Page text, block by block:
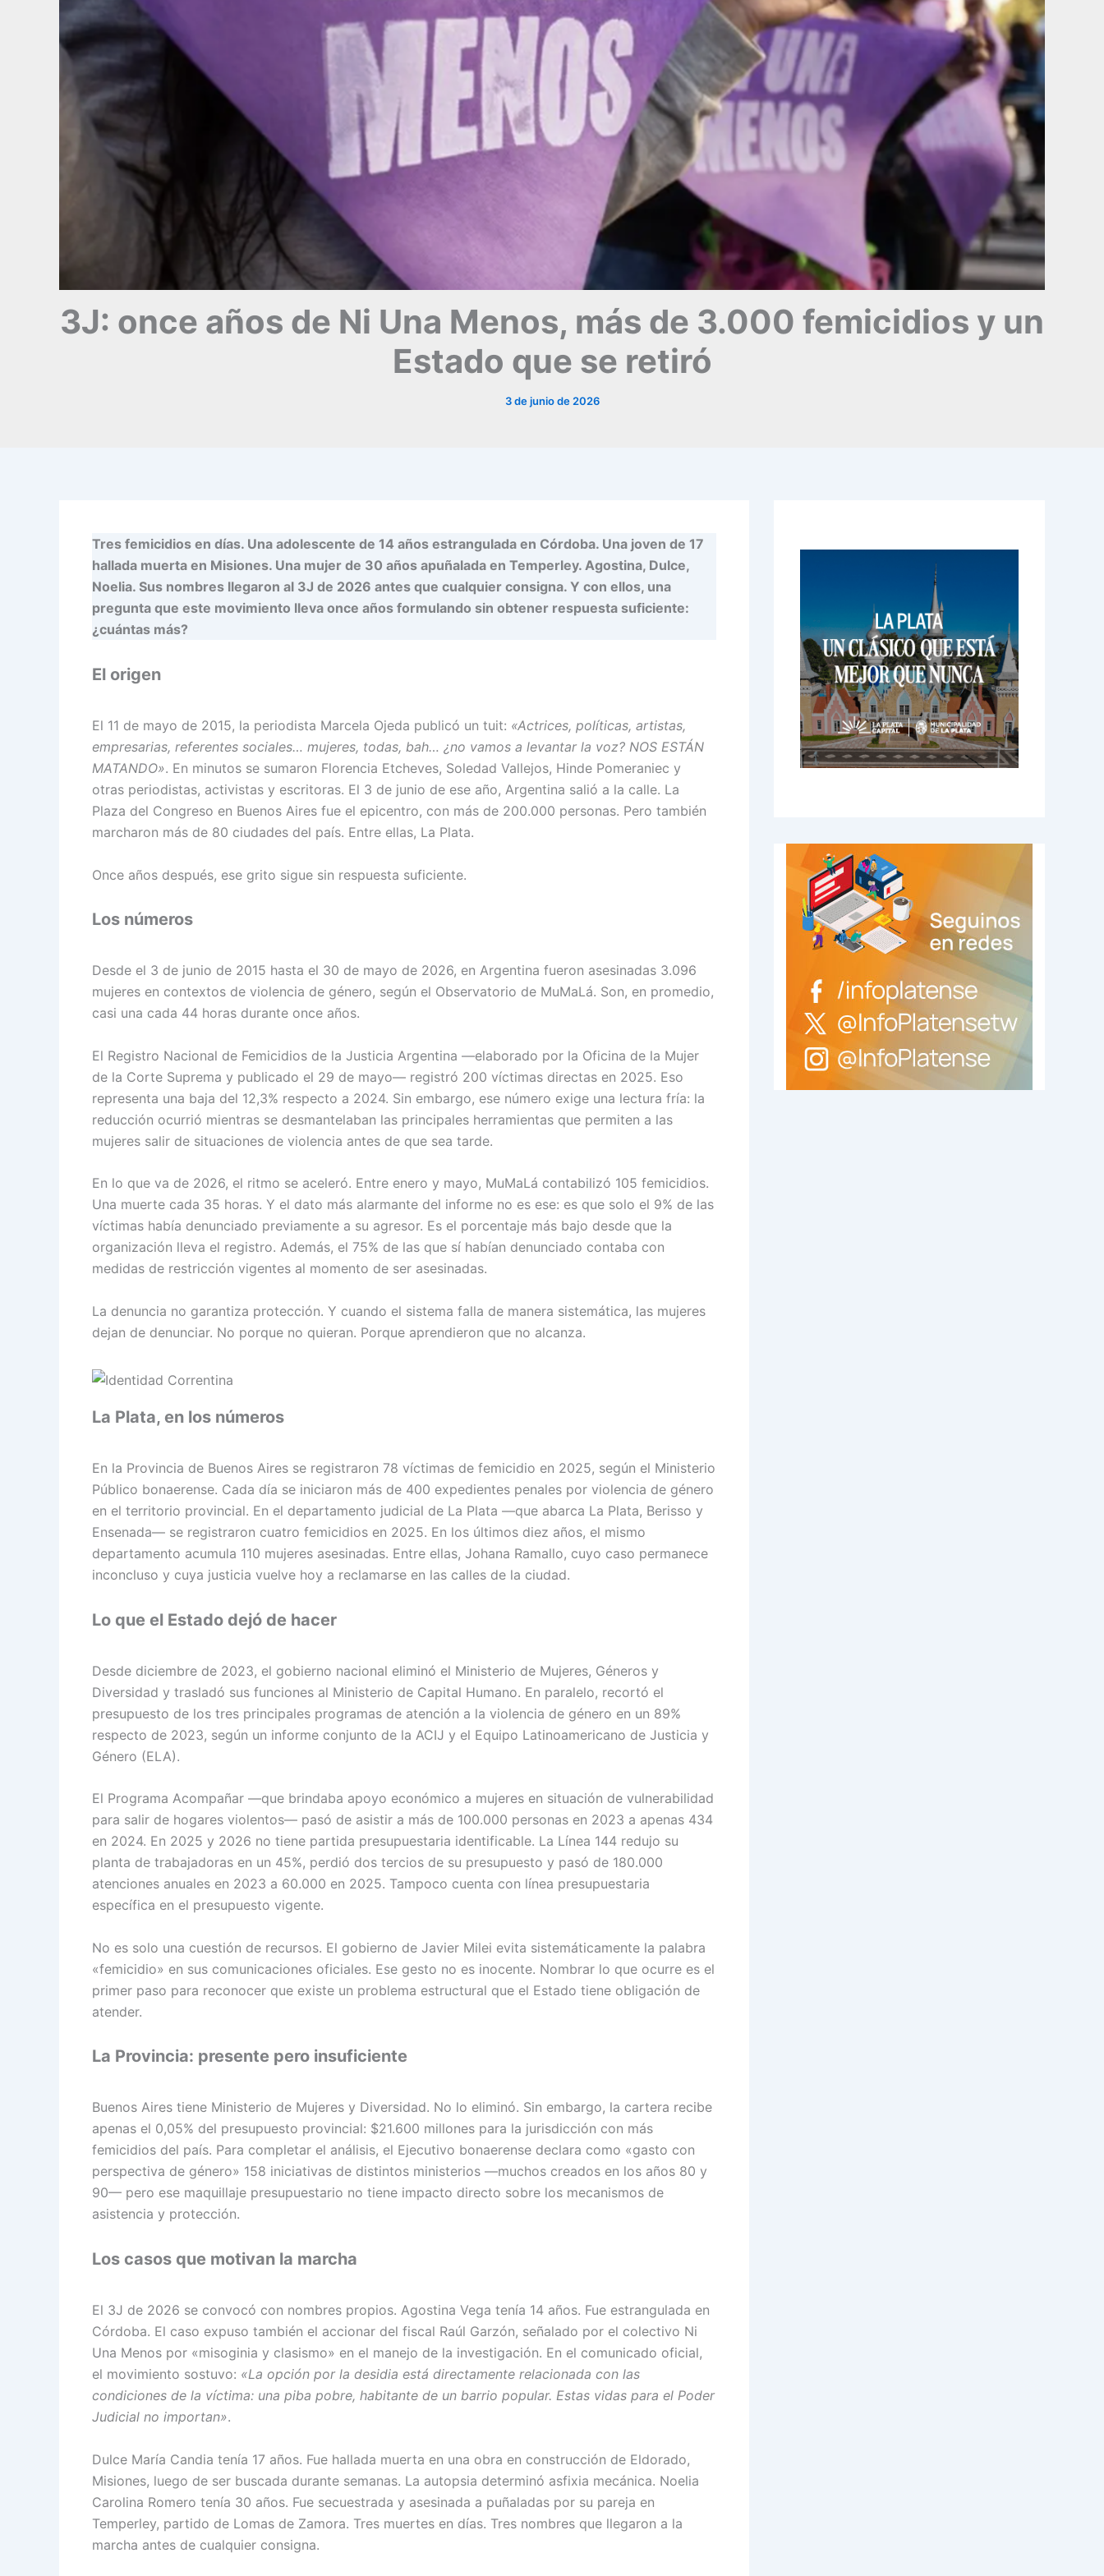
3J: once años de Ni Una Menos, más de 3.000 femicidios y un
Estado que se retiró
3 de junio de 2026
Tres femicidios en días. Una adolescente de 14 años estrangulada en Córdoba. Una joven de 17
hallada muerta en Misiones. Una mujer de 30 años apuñalada en Temperley. Agostina, Dulce,
Noelia. Sus nombres llegaron al 3J de 2026 antes que cualquier consigna. Y con ellos, una
pregunta que este movimiento lleva once años formulando sin obtener respuesta suficiente:
¿cuántas más?
El origen
El 11 de mayo de 2015, la periodista Marcela Ojeda publicó un tuit: «Actrices, políticas, artistas,
empresarias, referentes sociales… mujeres, todas, bah… ¿no vamos a levantar la voz? NOS ESTÁN
MATANDO». En minutos se sumaron Florencia Etcheves, Soledad Vallejos, Hinde Pomeraniec y
otras periodistas, activistas y escritoras. El 3 de junio de ese año, Argentina salió a la calle. La
Plaza del Congreso en Buenos Aires fue el epicentro, con más de 200.000 personas. Pero también
marcharon más de 80 ciudades del país. Entre ellas, La Plata.
Once años después, ese grito sigue sin respuesta suficiente.
Los números
Desde el 3 de junio de 2015 hasta el 30 de mayo de 2026, en Argentina fueron asesinadas 3.096
mujeres en contextos de violencia de género, según el Observatorio de MuMaLá. Son, en promedio,
casi una cada 44 horas durante once años.
El Registro Nacional de Femicidios de la Justicia Argentina —elaborado por la Oficina de la Mujer
de la Corte Suprema y publicado el 29 de mayo— registró 200 víctimas directas en 2025. Eso
representa una baja del 12,3% respecto a 2024. Sin embargo, ese número exige una lectura fría: la
reducción ocurrió mientras se desmantelaban las principales herramientas que permiten a las
mujeres salir de situaciones de violencia antes de que sea tarde.
En lo que va de 2026, el ritmo se aceleró. Entre enero y mayo, MuMaLá contabilizó 105 femicidios.
Una muerte cada 35 horas. Y el dato más alarmante del informe no es ese: es que solo el 9% de las
víctimas había denunciado previamente a su agresor. Es el porcentaje más bajo desde que la
organización lleva el registro. Además, el 75% de las que sí habían denunciado contaba con
medidas de restricción vigentes al momento de ser asesinadas.
La denuncia no garantiza protección. Y cuando el sistema falla de manera sistemática, las mujeres
dejan de denunciar. No porque no quieran. Porque aprendieron que no alcanza.
La Plata, en los números
En la Provincia de Buenos Aires se registraron 78 víctimas de femicidio en 2025, según el Ministerio
Público bonaerense. Cada día se iniciaron más de 400 expedientes penales por violencia de género
en el territorio provincial. En el departamento judicial de La Plata —que abarca La Plata, Berisso y
Ensenada— se registraron cuatro femicidios en 2025. En los últimos diez años, el mismo
departamento acumula 110 mujeres asesinadas. Entre ellas, Johana Ramallo, cuyo caso permanece
inconcluso y cuya justicia vuelve hoy a reclamarse en las calles de la ciudad.
Lo que el Estado dejó de hacer
Desde diciembre de 2023, el gobierno nacional eliminó el Ministerio de Mujeres, Géneros y
Diversidad y trasladó sus funciones al Ministerio de Capital Humano. En paralelo, recortó el
presupuesto de los tres principales programas de atención a la violencia de género en un 89%
respecto de 2023, según un informe conjunto de la ACIJ y el Equipo Latinoamericano de Justicia y
Género (ELA).
El Programa Acompañar —que brindaba apoyo económico a mujeres en situación de vulnerabilidad
para salir de hogares violentos— pasó de asistir a más de 100.000 personas en 2023 a apenas 434
en 2024. En 2025 y 2026 no tiene partida presupuestaria identificable. La Línea 144 redujo su
planta de trabajadoras en un 45%, perdió dos tercios de su presupuesto y pasó de 180.000
atenciones anuales en 2023 a 60.000 en 2025. Tampoco cuenta con línea presupuestaria
específica en el presupuesto vigente.
No es solo una cuestión de recursos. El gobierno de Javier Milei evita sistemáticamente la palabra
«femicidio» en sus comunicaciones oficiales. Ese gesto no es inocente. Nombrar lo que ocurre es el
primer paso para reconocer que existe un problema estructural que el Estado tiene obligación de
atender.
La Provincia: presente pero insuficiente
Buenos Aires tiene Ministerio de Mujeres y Diversidad. No lo eliminó. Sin embargo, la cartera recibe
apenas el 0,05% del presupuesto provincial: $21.600 millones para la jurisdicción con más
femicidios del país. Para completar el análisis, el Ejecutivo bonaerense declara como «gasto con
perspectiva de género» 158 iniciativas de distintos ministerios —muchos creados en los años 80 y
90— pero ese maquillaje presupuestario no tiene impacto directo sobre los mecanismos de
asistencia y protección.
Los casos que motivan la marcha
El 3J de 2026 se convocó con nombres propios. Agostina Vega tenía 14 años. Fue estrangulada en
Córdoba. El caso expuso también el accionar del fiscal Raúl Garzón, señalado por el colectivo Ni
Una Menos por «misoginia y clasismo» en el manejo de la investigación. En el comunicado oficial,
el movimiento sostuvo: «La opción por la desidia está directamente relacionada con las
condiciones de la víctima: una piba pobre, habitante de un barrio popular. Estas vidas para el Poder
Judicial no importan».
Dulce María Candia tenía 17 años. Fue hallada muerta en una obra en construcción de Eldorado,
Misiones, luego de ser buscada durante semanas. La autopsia determinó asfixia mecánica. Noelia
Carolina Romero tenía 30 años. Fue secuestrada y asesinada a puñaladas por su pareja en
Temperley, partido de Lomas de Zamora. Tres muertes en días. Tres nombres que llegaron a la
marcha antes de cualquier consigna.